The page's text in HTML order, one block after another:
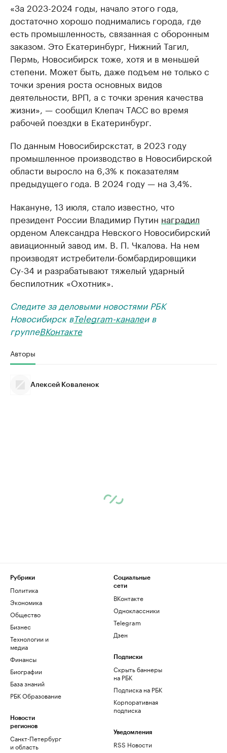
«За 2023-2024 годы, начало этого года,
достаточно хорошо поднимались города, где
есть промышленность, связанная с оборонным
заказом. Это Екатеринбург, Нижний Тагил,
Пермь, Новосибирск тоже, хотя и в меньшей
степени. Может быть, даже подъем не только с
точки зрения роста основных видов
деятельности, ВРП, а с точки зрения качества
жизни», — сообщил Клепач ТАСС во время
рабочей поездки в Екатеринбург.
По данным Новосибирскстат, в 2023 году
промышленное производство в Новосибирской
области выросло на 6,3% к показателям
предыдущего года. В 2024 году — на 3,4%.
Накануне, 13 июля, стало известно, что
президент России Владимир Путин наградил
орденом Александра Невского Новосибирский
авиационный завод им. В. П. Чкалова. На нем
производят истребители-бомбардировщики
Су-34 и разрабатывают тяжелый ударный
беспилотник «Охотник».
Следите за деловыми новостями РБК
Новосибирск вTelegram-каналеи в
группеВКонтакте
Авторы
Алексей Коваленок
Рубрики
Политика
Экономика
Общество
Бизнес
Технологии и
медиа
Финансы
Биографии
База знаний
РБК Образование
Новости
регионов
Санкт-Петербург
и область
Социальные
сети
ВКонтакте
Одноклассники
Telegram
Дзен
Подписки
Скрыть баннеры
на РБК
Подписка на РБК
Корпоративная
подписка
Уведомления
RSS Новости